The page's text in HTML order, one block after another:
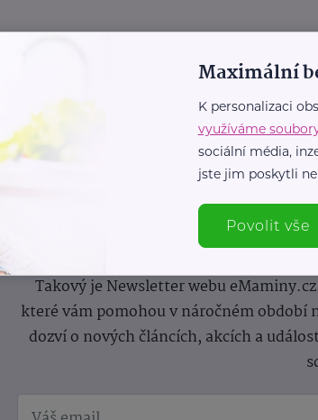
Takový je Newsletter webu
které vám pomohou v náročném
dozví o nových článcích, akcích a
Maximální
K personalizaci
využíváme
sociální média,
jste jim poskytli
Povolit vše